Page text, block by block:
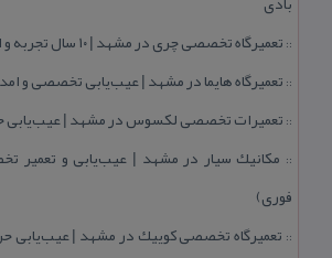
:: تعمیرگاه تخصصی چری در مشهد | ۱۰ سال تجربه و امداد خودرو
:: تعمیرگاه هایما در مشهد | عیب‌یابی تخصصی و
:: تعمیرات تخصصی لكسوس در مشهد | عیب‌یابی
:: مكانیك سیار در مشهد | عیب‌یابی و تعمیر
فوری)
::